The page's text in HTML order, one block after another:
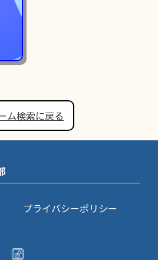
ム検索に戻る
プライバシーポリシー